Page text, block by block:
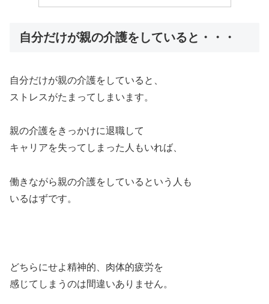
自分だけが親の介護をしていると・・・
自分だけが親の介護をしていると、
ストレスがたまってしまいます。
親の介護をきっかけに退職して
キャリアを失ってしまった人もいれば、
働きながら親の介護をしているという人も
いるはずです。
どちらにせよ精神的、肉体的疲労を
感じてしまうのは間違いありません。